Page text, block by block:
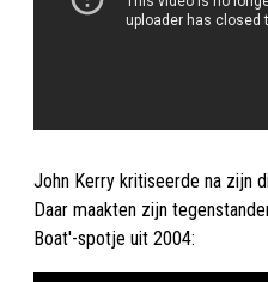
John Kerry kritiseerde na zijn
Daar maakten zijn
Boat'-spotje uit 2004: